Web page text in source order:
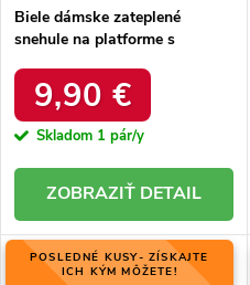
Biele dámske zateplené
snehule na platforme s
WHITE
9,90 €
Skladom 1 pár/y
DETAIL
POSLEDNÉ KUSY- ZÍSKAJTE
ICH KÝM MÔŽETE!